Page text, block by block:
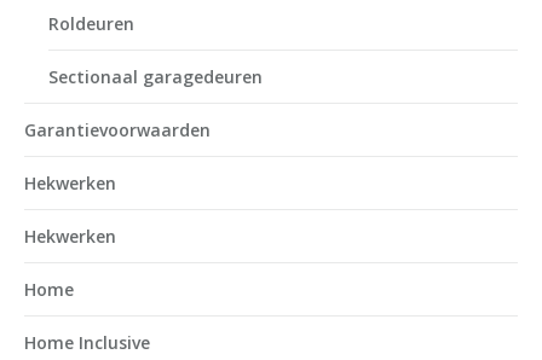
Roldeuren
Sectionaal garagedeuren
Garantievoorwaarden
Hekwerken
Hekwerken
Home
Home Inclusive